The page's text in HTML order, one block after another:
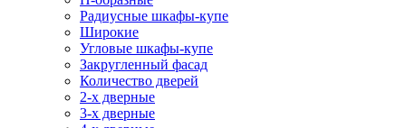
Радиусные шкафы-купе
Широкие
Угловые шкафы-купе
Закругленный фасад
Количество дверей
2-х дверные
3-х дверные